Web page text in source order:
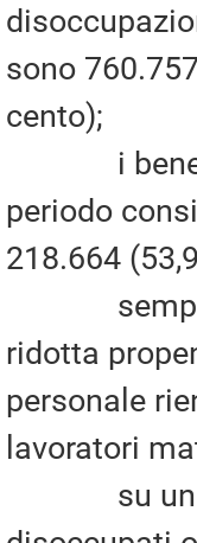
sono
cento);
i
periodo
218.664
sempre
ridotta
personale
lavoratori
su un